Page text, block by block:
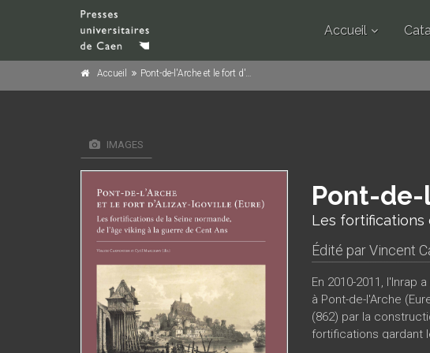
Accueil
Accueil Pont-de-l'Arche et le fort d'Alizay-Igoville (Eure)
IMAGES
Pont-
Les fortifications
Édité parVincent
En 2010-2011,
à Pont-de-l'Arche
(862) par la
fortifications gardant